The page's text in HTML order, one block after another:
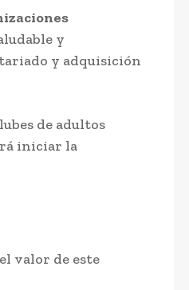
y
y adquisición
de adultos
iniciar la
valor de este